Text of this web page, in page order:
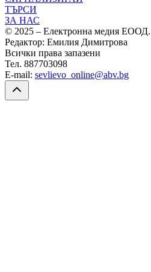
ТЪРСИ
ЗА НАС
© 2025 – Електронна медия ЕООД.
Редактор: Емилия Димитрова
Всички права запазени
Тел. 887703098
E-mail: sevlievo_online@abv.bg